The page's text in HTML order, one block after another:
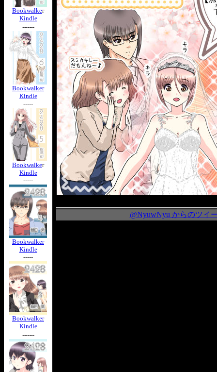
Bookwalker
Kindle
-----
Bookwalker
Kindle
-----
Bookwalker
Kindle
-----
Bookwalker
Kindle
-----
Bookwalker
Kindle
-----
@NyuwNyu からのツイ